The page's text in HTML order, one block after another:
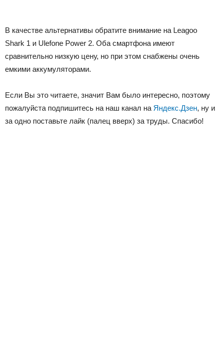
В качестве альтернативы обратите внимание на Leagoo
Shark 1 и Ulefone Power 2. Оба смартфона имеют
сравнительно низкую цену, но при этом снабжены очень
емкими аккумуляторами.
Если Вы это читаете, значит Вам было интересно, поэтому
пожалуйста подпишитесь на наш канал на Яндекс.Дзен, ну и
за одно поставьте лайк (палец вверх) за труды. Спасибо!